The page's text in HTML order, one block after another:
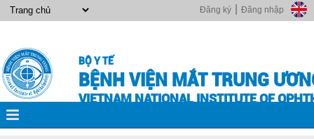
Đăng nhập
Đăng ký
BỘ Y TẾ
BỆNH VIỆN MẮT TRUNG
VIETNAM NATIONAL INSTITUTE OF